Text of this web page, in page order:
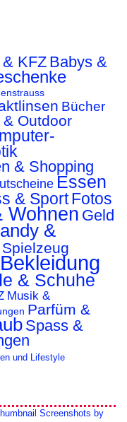
KFZ Babys &
Bücher
Outdoor
& Shopping
Essen
& SportFotos
Wohnen Geld
&
& Schuhe
Musik &
Parfüm &
Spass &
und Lifestyle
Screenshots by